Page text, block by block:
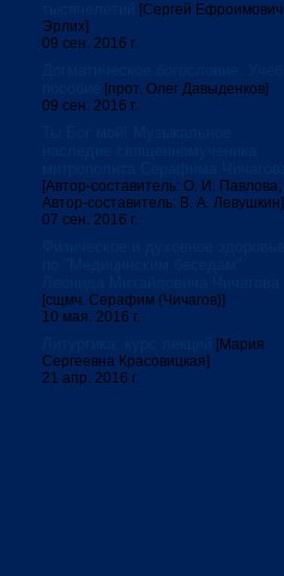
[Сергей Ефроимович
Эрлих]
09 сен. 2016 г.
[прот. Олег Давыденков]
09 сен. 2016 г.
[Автор-составитель: О. И. Павлова;
Автор-составитель: В. А. Левушкин]
07 сен. 2016 г.
[сщмч. Серафим (Чичагов)]
10 мая. 2016 г.
[Мария
Сергеевна Красовицкая]
21 апр. 2016 г.